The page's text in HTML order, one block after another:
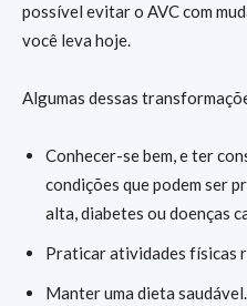
possível evitar o AVC com
você leva hoje.
Algumas dessas
Conhecer-se bem, e ter
condições que podem ser
alta, diabetes ou doenças
Praticar atividades físicas
Manter uma dieta